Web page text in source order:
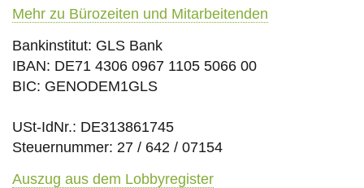
Mehr zu Bürozeiten und Mitarbeitenden
Bankinstitut: GLS Bank
IBAN: DE71 4306 0967 1105 5066 00
BIC: GENODEM1GLS
USt-IdNr.: DE313861745
Steuernummer: 27 / 642 / 07154
Auszug aus dem Lobbyregister